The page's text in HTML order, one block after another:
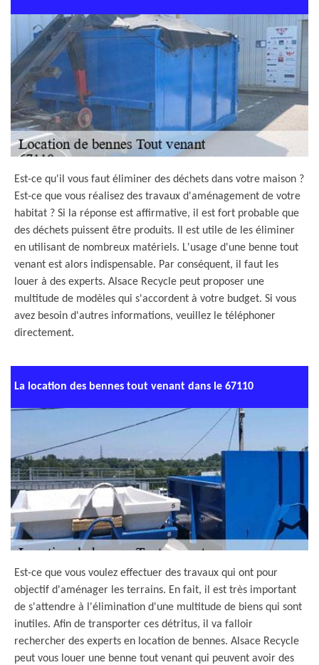
Est-ce qu'il vous faut éliminer des déchets dans votre maison ?
Est-ce que vous réalisez des travaux d'aménagement de votre
habitat ? Si la réponse est affirmative, il est fort probable que
des déchets puissent être produits. Il est utile de les éliminer
en utilisant de nombreux matériels. L'usage d'une benne tout
venant est alors indispensable. Par conséquent, il faut les
louer à des experts. Alsace Recycle peut proposer une
multitude de modèles qui s'accordent à votre budget. Si vous
avez besoin d'autres informations, veuillez le téléphoner
directement.
La location des bennes tout venant dans le 67110
Est-ce que vous voulez effectuer des travaux qui ont pour
objectif d'aménager les terrains. En fait, il est très important
de s'attendre à l'élimination d'une multitude de biens qui sont
inutiles. Afin de transporter ces détritus, il va falloir
rechercher des experts en location de bennes. Alsace Recycle
peut vous louer une benne tout venant qui peuvent avoir des